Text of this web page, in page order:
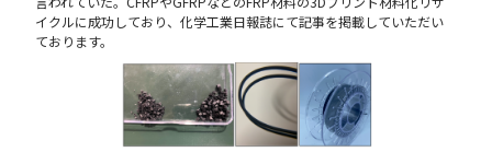
イクルに成功しており、化学工業日報誌にて記事を掲載していただい
ております。